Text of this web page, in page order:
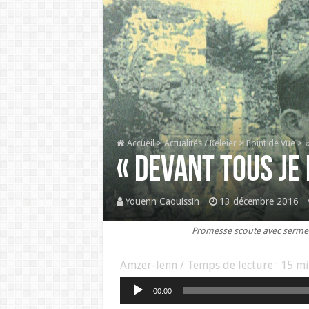
Accueil > Actualités / Keleier > Point de Vue >
« DEVANT TOUS
Youenn Caouissin 13 décembre 2016
Promesse scoute avec
Amzer-lenn / Temps de lecture : 15
Lecteur
audio
00:00